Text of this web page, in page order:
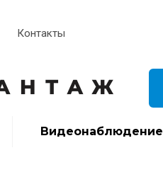
Контакты
Видеонаблюдение